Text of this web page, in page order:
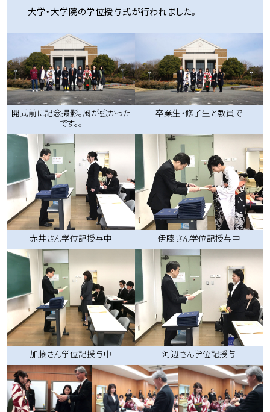
大学・大学院の学位授与式が行われました。
開式前に記念撮影。風が強かった
です。。
卒業生・修了生と教員で
赤井さん学位記授与中 伊藤さん学位記授与中
加藤さん学位記授与中 河辺さん学位記授与